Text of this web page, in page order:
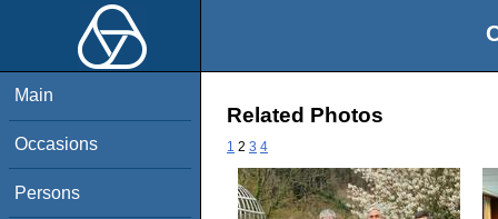
Main
Occasions
Persons
Related Photos
1 2 3 4